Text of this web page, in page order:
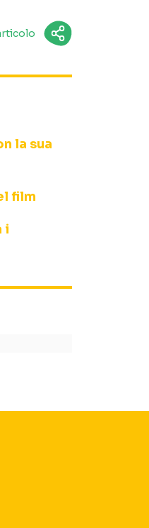
la sua
film
i